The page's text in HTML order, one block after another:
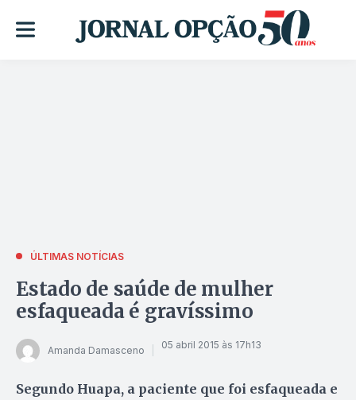
ÚLTIMAS NOTÍCIAS
Estado de saúde de mulher
esfaqueada é gravíssimo
Amanda Damasceno 05 abril 2015 às 17h13
Segundo Huapa, a paciente que foi esfaqueada e